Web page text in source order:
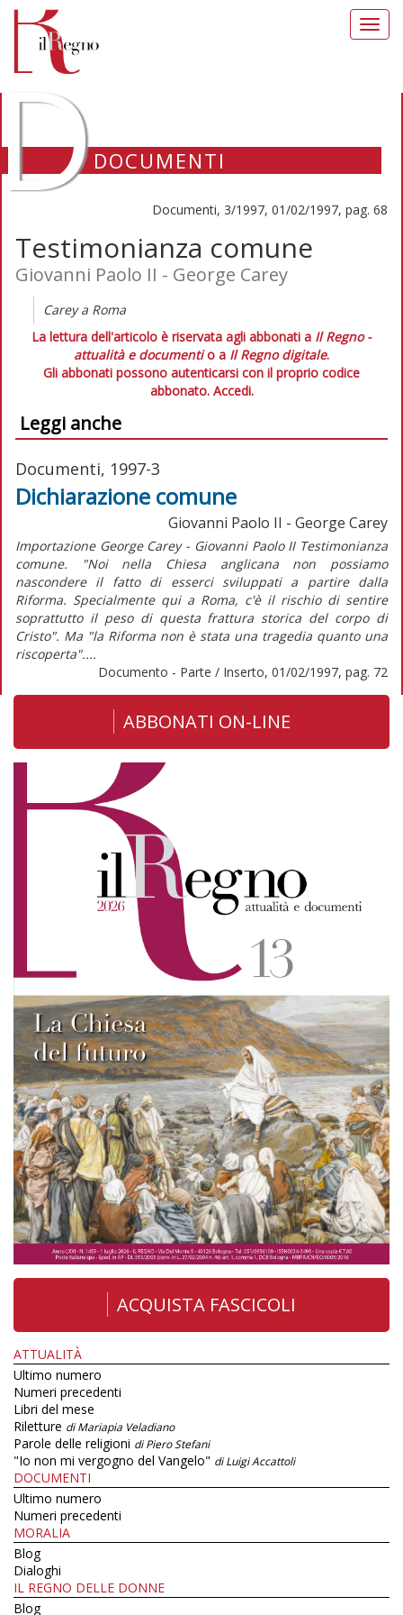
DOCUMENTI
Documenti, 3/1997, 01/02/1997, pag. 68
Testimonianza comune
Giovanni Paolo II - George Carey
Carey a Roma
La lettura dell'articolo è riservata agli abbonati a Il Regno -
attualità e documentio a Il Regno digitale.
Gli abbonati possono autenticarsi con il proprio codice
abbonato. Accedi.
Leggi anche
Documenti, 1997-3
Dichiarazione comune
Giovanni Paolo II - George Carey
Importazione George Carey - Giovanni Paolo II Testimonianza
comune. "Noi nella Chiesa anglicana non possiamo
nascondere il fatto di esserci sviluppati a partire dalla
Riforma. Specialmente qui a Roma, c'è il rischio di sentire
soprattutto il peso di questa frattura storica del corpo di
Cristo". Ma "la Riforma non è stata una tragedia quanto una
riscoperta"....
Documento - Parte / Inserto, 01/02/1997, pag. 72
ABBONATI ON-LINE
ACQUISTA FASCICOLI
ATTUALITÀ
Ultimo numero
Numeri precedenti
Libri del mese
Riletture di Mariapia Veladiano
Parole delle religioni di Piero Stefani
"Io non mi vergogno del Vangelo" di Luigi Accattoli
DOCUMENTI
Ultimo numero
Numeri precedenti
MORALIA
Blog
Dialoghi
IL REGNO DELLE DONNE
Blog